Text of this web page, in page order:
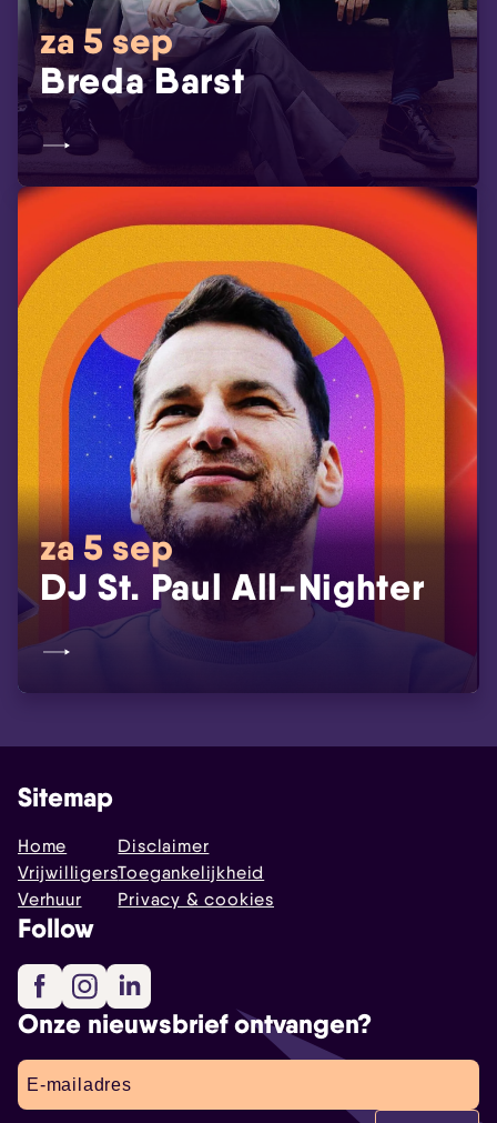
za 5 sep
Breda Barst
za 5 sep
DJ St. Paul All-Nighter
Sitemap
Home
Vrijwilligers
Verhuur
Disclaimer
Toegankelijkheid
Privacy & cookies
Follow
FacebookInstagram
Onze nieuwsbrief ontvangen?